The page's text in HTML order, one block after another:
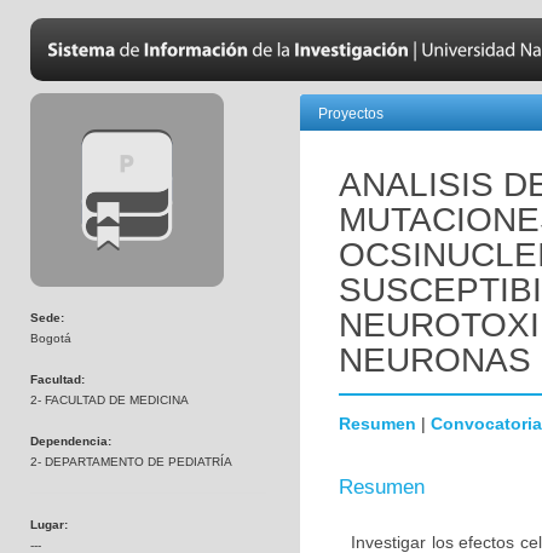
Sede:
Bogotá
Facultad:
2- FACULTAD DE MEDICINA
Dependencia:
2- DEPARTAMENTO DE PEDIATRÍA
Lugar:
---
Proyectos
ANALISIS
Resumen | Convocatoria
Resumen
Investigar los efectos